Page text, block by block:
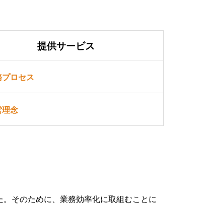
提供サービス
プロセス
理念
そのために、業務効率化に取組むことに